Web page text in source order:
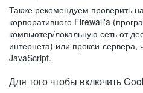
Также рекомендуем проверить
корпоративного Firewall'a
компьютер/локальную сеть от
интернета) или прокси-сервера,
JavaScript.
Для того чтобы включить